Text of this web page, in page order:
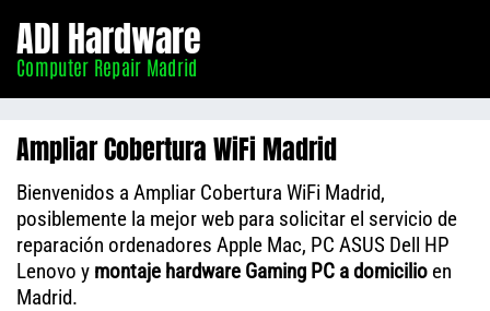
Madrid
ADI Hardware
Computer Repair Madrid
Ampliar Cobertura WiFi Madrid
Bienvenidos a Ampliar Cobertura WiFi Madrid,
posiblemente la mejor web para solicitar el servicio de
reparación ordenadores Apple Mac, PC ASUS Dell HP
Lenovo y montaje hardware Gaming PC a domicilio en
Madrid.